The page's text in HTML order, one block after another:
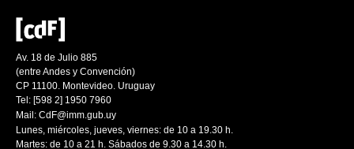
Av. 18 de Julio 885
(entre Andes y Convención)
CP 11100. Montevideo. Uruguay
Tel: [598 2] 1950 7960
Mail: CdF@imm.gub.uy
Lunes, miércoles, jueves, viernes: de 10 a 19.30 h.
Martes: de 10 a 21 h. Sábados de 9.30 a 14.30 h.